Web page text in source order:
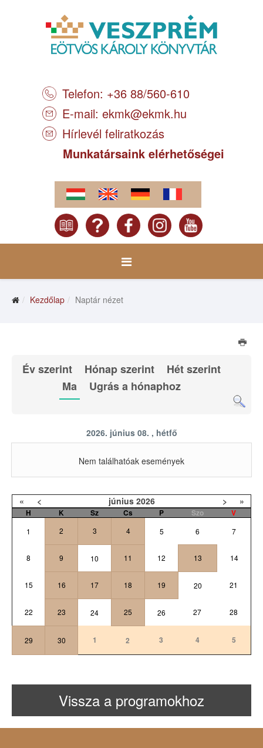
Telefon: +36 88/560-610
E-mail: ekmk@ekmk.hu
Hírlevél feliratkozás
Munkatársaink elérhetőségei
Kezdőlap Naptár nézet
Év szerint Hónap szerint
Hét szerint
Ma
Ugrás a hónaphoz
2026. június 08. , hétfő
Nem találhatóak események
« < június 2026 > »
H K Sz Cs P Szo V
1 2 3 4 5 6 7
8 9 10 11 12 13 14
15 16 17 18 19 20 21
22 23 24 25 26 27 28
29 30 1 2 3 4 5
Vissza a programokhoz